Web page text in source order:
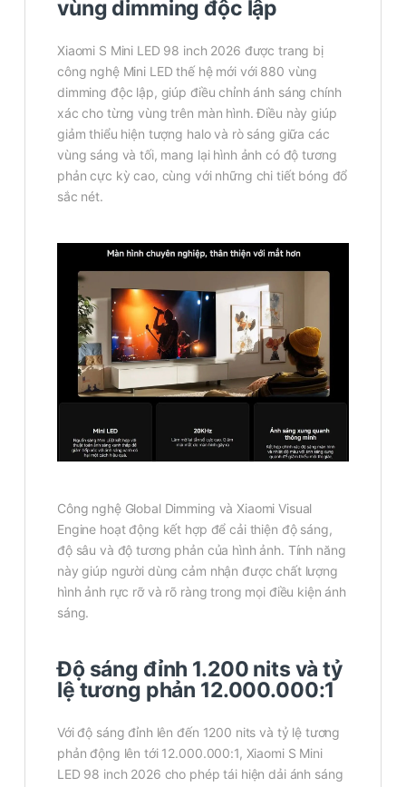
vùng dimming độc lập
Xiaomi S Mini LED 98 inch 2026 được trang bị
công nghệ Mini LED thế hệ mới với 880 vùng
dimming độc lập, giúp điều chỉnh ánh sáng chính
xác cho từng vùng trên màn hình. Điều này giúp
giảm thiểu hiện tượng halo và rò sáng giữa các
vùng sáng và tối, mang lại hình ảnh có độ tương
phản cực kỳ cao, cùng với những chi tiết bóng đổ
sắc nét.
Công nghệ Global Dimming và Xiaomi Visual
Engine hoạt động kết hợp để cải thiện độ sáng,
độ sâu và độ tương phản của hình ảnh. Tính năng
này giúp người dùng cảm nhận được chất lượng
hình ảnh rực rỡ và rõ ràng trong mọi điều kiện ánh
sáng.
Độ sáng đỉnh 1.200 nits và tỷ
lệ tương phản 12.000.000:1
Với độ sáng đỉnh lên đến 1200 nits và tỷ lệ tương
phản động lên tới 12.000.000:1, Xiaomi S Mini
LED 98 inch 2026 cho phép tái hiện dải ánh sáng